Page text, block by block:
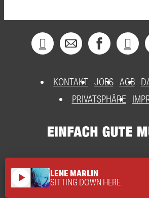
KONTAKT JOBS AGB
PRIVATSPHÄRE
play_arrow LENE MARLIN
SITTING DOWN HERE